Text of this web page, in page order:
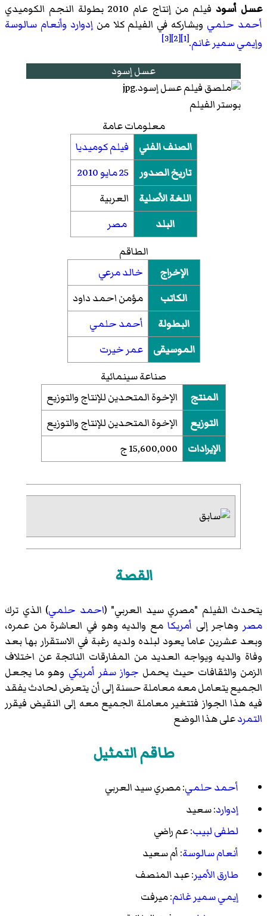
عسل أسود فيلم من إنتاج عام 2010 بطولة النجم الكوميدي
أحمد حلمي ويشاركه في الفيلم كلا منإدوارد وأنعام سالوسة
وإيمي سمير غانم.
[1]
[2]
[3]
عسل إسود
بوستر الفيلم
معلومات عامة
الصنف الفني
فيلم كوميديا
تاريخ الصدور
25 مايو
2010
اللغة الأصلية
العربية
البلد
مصر
الطاقم
الإخراج
خالد مرعي
الكاتب
مؤمن احمد داود
البطولة
أحمد حلمي
الموسيقى
عمر خيرت
صناعة سينمائية
المنتج
الإخوة المتحدين للإنتاج والتوزيع
التوزيع
الإخوة المتحدين للإنتاج والتوزيع
الإيرادات
15,600,000 ج
القصة
يتحدث الفيلم "مصري سيد العربي" (احمد حلمي) الذي ترك
مصر وهاجر إلى أمريكا مع والديه وهو في العاشرة من عمره،
وبعد عشرين عاما يعود لبلده ولديه رغبة في الاستقرار بها بعد
وفاة والديه ويواجه العديد من المفارقات الناتجة عن اختلاف
الزمن والثقافات حيث يحمل جواز سفر أمريكي وهو ما يجعل
الجميع يتعامل معه معاملة حسنة إلى أن يتعرض لحادث يفقد
فيه هذا الجواز فتتغير معاملة الجميع معه إلى النقيض فيقرر
التمردعلى هذا الوضع
طاقم التمثيل
أحمد حلمي: مصري سيد العربي
إدوارد: سعيد
لطفى لبيب: عم راضي
أنعام سالوسة: أم سعيد
طارق الأمير: عبد المنصف
إيمي سمير غانم: ميرفت